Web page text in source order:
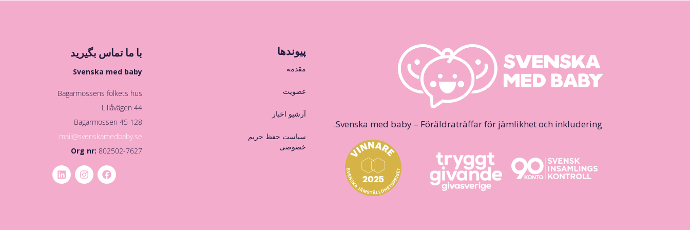
Svenska med baby – Föräldraträffar för jämlikhet och inkludering.
پیوندها
مقدمه
عضویت
آرشیو اخبار
سیاست حفظ حریم
خصوصی
با ما تماس بگیرید
Svenska med baby
Bagarmossens folkets hus
Lillåvägen 44
128 45 Bagarmossen
mail@svenskamedbaby.se
Org nr:802502-7627